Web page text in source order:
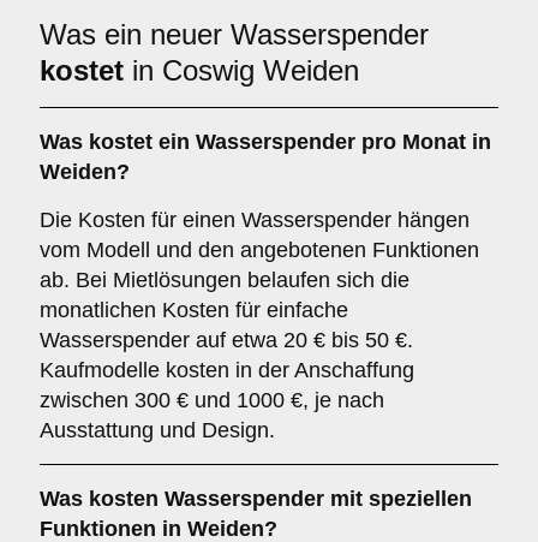
Was ein neuer Wasserspender
kostet in Coswig Weiden
Was kostet ein Wasserspender pro Monat in
Weiden?
Die Kosten für einen Wasserspender hängen
vom Modell und den angebotenen Funktionen
ab. Bei Mietlösungen belaufen sich die
monatlichen Kosten für einfache
Wasserspender auf etwa 20 € bis 50 €.
Kaufmodelle kosten in der Anschaffung
zwischen 300 € und 1000 €, je nach
Ausstattung und Design.
Was kosten Wasserspender mit speziellen
Funktionen in Weiden?